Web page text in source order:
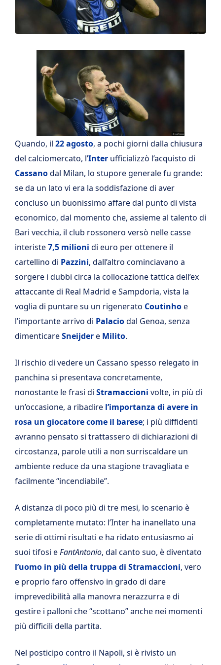
Quando, il 22 agosto, a pochi giorni dalla chiusura
del calciomercato, l’Inter ufficializzò l’acquisto di
Cassanodal Milan, lo stupore generale fu grande:
se da un lato vi era la soddisfazione di aver
concluso un buonissimo affare dal punto di vista
economico, dal momento che, assieme al talento di
Bari vecchia, il club rossonero versò nelle casse
interiste7,5 milioni di euro per ottenere il
cartellino di Pazzini, dall’altro cominciavano a
sorgere i dubbi circa la collocazione tattica dell’ex
attaccante di Real Madrid e Sampdoria, vista la
voglia di puntare su un rigenerato Coutinhoe
l’importante arrivo di Palaciodal Genoa, senza
dimenticareSneijdere Milito.
Il rischio di vedere un Cassano spesso relegato in
panchina si presentava concretamente,
nonostante le frasi di Stramaccioni volte, in più di
un’occasione, a ribadire l’importanza di avere in
rosa un giocatore come il barese; i più diffidenti
avranno pensato si trattassero di dichiarazioni di
circostanza, parole utili a non surriscaldare un
ambiente reduce da una stagione travagliata e
facilmente “incendiabile”.
A distanza di poco più di tre mesi, lo scenario è
completamente mutato: l’Inter ha inanellato una
serie di ottimi risultati e ha ridato entusiasmo ai
suoi tifosi eFantAntonio, dal canto suo, è diventato
l’uomo in più della truppa di Stramaccioni, vero
e proprio faro offensivo in grado di dare
imprevedibilità alla manovra nerazzurra e di
gestire i palloni che “scottano” anche nei momenti
più difficili della partita.
Nel posticipo contro il Napoli, si è rivisto un